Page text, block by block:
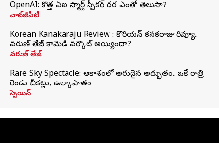
OpenAI: కొత్త ఏఐ స్మార్ట్ స్పీకర్ ధర ఎంతో తెలుసా?
చాట్‌జీపీటీ
Korean Kanakaraju Review : కొరియన్ కనకరాజు రివ్యూ..
వరుణ్ తేజ్ కామెడీ వర్కౌట్ అయ్యిందా?
వరుణ్ తేజ్
Rare Sky Spectacle: ఆకాశంలో అరుదైన అద్భుతం.. ఒకే రాత్రి
రెండు చీకట్లు, ఉల్కాపాతం
స్పెయిన్